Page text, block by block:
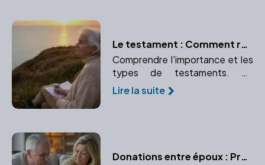
Le testament : Comment rédiger ses dernières volontés avec l'aide d'un notaire
Comprendre l'importance et les
types de testaments. Un
testament bien rédigé garantit
le respect de vos volontés
Lire la suite
Donations entre époux : Préserver le conjoint survivant